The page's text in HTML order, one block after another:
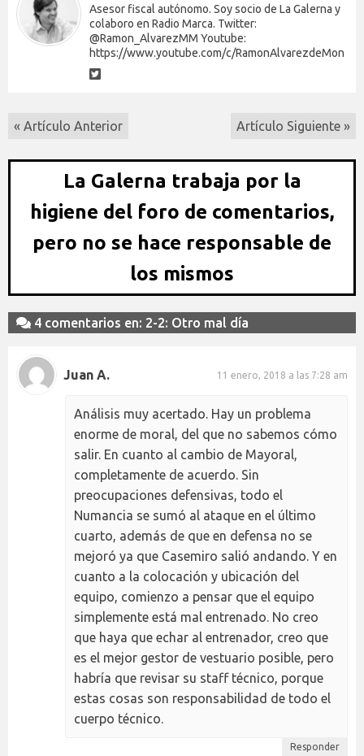
Asesor fiscal autónomo. Soy socio de La Galerna y
colaboro en Radio Marca. Twitter:
@Ramon_AlvarezMM Youtube:
https://www.youtube.com/c/RamonAlvarezdeMon
« Artículo Anterior Artículo Siguiente »
La Galerna trabaja por la
higiene del foro de comentarios,
pero no se hace responsable de
los mismos
4 comentarios en: 2-2: Otro mal día
Juan A. 11 enero, 2018 a las 7:28 am
Análisis muy acertado. Hay un problema
enorme de moral, del que no sabemos cómo
salir. En cuanto al cambio de Mayoral,
completamente de acuerdo. Sin
preocupaciones defensivas, todo el
Numancia se sumó al ataque en el último
cuarto, además de que en defensa no se
mejoró ya que Casemiro salió andando. Y en
cuanto a la colocación y ubicación del
equipo, comienzo a pensar que el equipo
simplemente está mal entrenado. No creo
que haya que echar al entrenador, creo que
es el mejor gestor de vestuario posible, pero
habría que revisar su staff técnico, porque
estas cosas son responsabilidad de todo el
cuerpo técnico.
Responder